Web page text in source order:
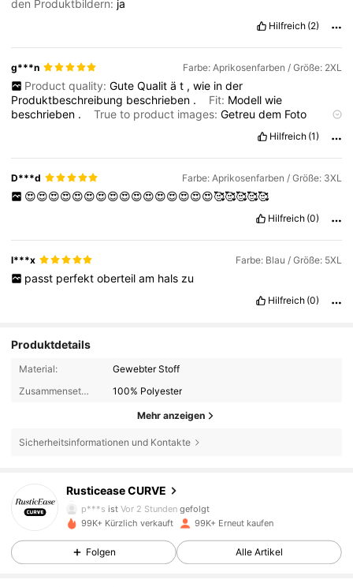
den Produktbildern: ja
Hilfreich (2)
g***n Farbe: Aprikosenfarben / Größe: 2XL
Product quality: Gute Qualit ä t , wie in der
Produktbeschreibung beschrieben . Fit: Modellwie
beschrieben . True to product images:Getreudem Foto
Hilfreich (1)
D***d Farbe: Aprikosenfarben / Größe: 3XL
😍😍😍😍😍😍😍😍😍😍😍😍😍😍😍😍🥰🥰🥰🥰🥰
Hilfreich (0)
l***x Farbe: Blau / Größe: 5XL
passt perfekt oberteil am hals zu
Hilfreich (0)
Produktdetails
Material:
Gewebter Stoff
Zusammensetzung:
100% Polyester
Mehr anzeigen
Sicherheitsinformationen und Kontakte
Rusticease CURVE
p***s ist Vor 2 Stundengefolgt
99K+ Kürzlich verkauft 99K+ Erneut kaufen
Folgen Alle Artikel